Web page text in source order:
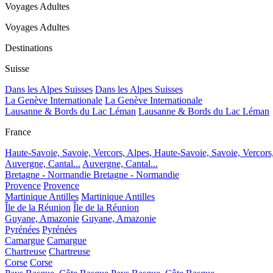
Voyages Adultes
Voyages Adultes
Destinations
Suisse
Dans les Alpes Suisses Dans les Alpes Suisses
La Genève Internationale La Genève Internationale
Lausanne & Bords du Lac Léman Lausanne & Bords du Lac Léman
France
Haute-Savoie, Savoie, Vercors, Alpes, Haute-Savoie, Savoie,
Auvergne, Cantal... Auvergne, Cantal...
Bretagne - Normandie Bretagne - Normandie
Provence Provence
Martinique Antilles Martinique Antilles
Île de la Réunion Île de la Réunion
Guyane, Amazonie Guyane, Amazonie
Pyrénées Pyrénées
Camargue Camargue
Chartreuse Chartreuse
Corse Corse